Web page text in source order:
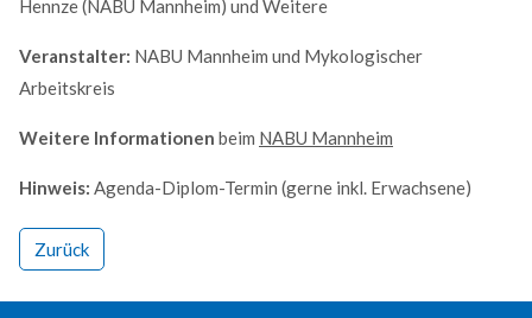
Hennze (NABU Mannheim) und Weitere
Veranstalter: NABU Mannheim und Mykologischer
Arbeitskreis
Weitere Informationen beim NABU Mannheim
Hinweis: Agenda-Diplom-Termin (gerne inkl. Erwachsene)
Zurück
MEHR INFOS